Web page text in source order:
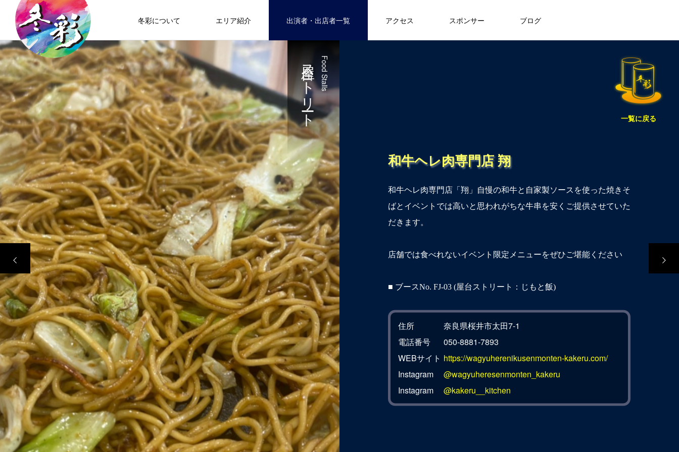
冬彩について エリア紹介 出演者・出店者一覧 アクセス スポンサー ブログ
Food Stalls
屋台ストリート
和牛ヘレ肉専門店 翔
和牛ヘレ肉専門店「翔」自慢の和牛と自家製ソースを使った焼きそ
ばとイベントでは高いと思われがちな牛串を安くご提供させていた
だきます。
店舗では食べれないイベント限定メニューをぜひご堪能ください
■ ブースNo. FJ-03 (屋台ストリート：じもと飯)
住所
奈良県桜井市太田7-1
電話番号
050-8881-7893
WEBサイト https://wagyuherenikusenmonten-kakeru.com/
Instagram
@wagyuheresenmonten_kakeru
Instagram
@kakeru__kitchen
一覧に戻る